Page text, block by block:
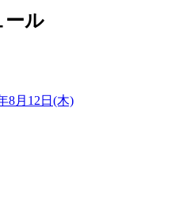
ール
8月12日(木)